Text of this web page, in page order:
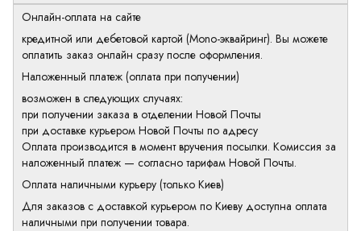
Онлайн-оплата на сайте
кредитной или дебетовой картой (Mono-эквайринг). Вы можете
оплатить заказ онлайн сразу после оформления.
Наложенный платеж (оплата при получении)
возможен в следующих случаях:
при получении заказа в отделении Новой Почты
при доставке курьером Новой Почты по адресу
Оплата производится в момент вручения посылки. Комиссия за
наложенный платеж — согласно тарифам Новой Почты.
Оплата наличными курьеру (только Киев)
Для заказов с доставкой курьером по Киеву доступна оплата
наличными при получении товара.